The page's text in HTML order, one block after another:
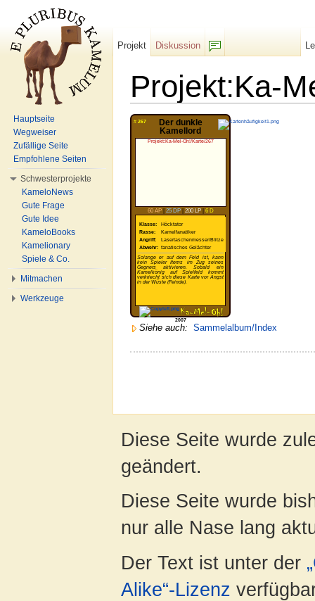
Projekt:Ka-
# 267
Der dunkle
Kamellord
Projekt:Ka-Mel-Oh!/Karte/267
60 AP| 25 DP| 200 LP| 6 D
Klasse:
Höcktator
Rasse:
Kamelfanatiker
Angriff:
Lasertaschenmesser/Blitze
Abwehr: fanatisches Gelächter
Solange er auf dem Feld ist, kann
kein Spieler Items im Zug seines
Gegners aktivieren. Sobald ein
Kamelkönig auf Spielfeld kommt
verkriecht sich diese Karte vor Angst
in der Wüste (Feinde).
2007
Siehe auch: Sammelalbum/Index
Projekt
Diskussion
Hauptseite
Wegweiser
Zufällige Seite
Empfohlene Seiten
Schwesterprojekte
KameloNews
Gute Frage
Gute Idee
KameloBooks
Kamelionary
Spiele & Co.
Mitmachen
Werkzeuge
Diese Seite wurde
geändert.
Diese Seite wurde
nur alle Nase lang
Der Text ist unter der
Alike“-Lizenz